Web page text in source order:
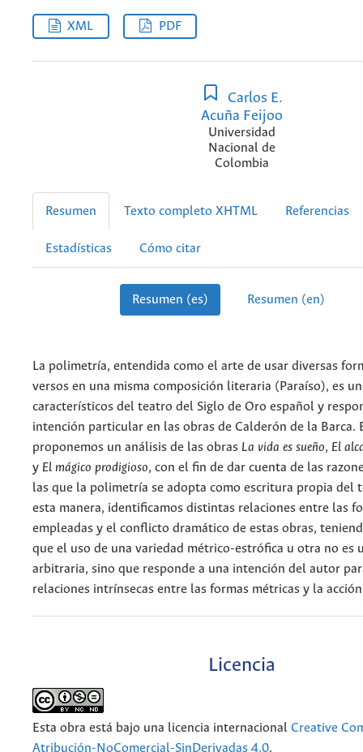
XML PDF
Carlos E.
Acuña Feijoo
Universidad
Nacional de
Colombia
Resumen Texto completo XHTML Referencias
Estadísticas Cómo citar
Resumen (es) Resumen (en)
La polimetría, entendida como el arte de usar diversas
versos en una misma composición literaria (Paraíso), es
característicos del teatro del Siglo de Oro español y
intención particular en las obras de Calderón de la Barca.
proponemos un análisis de las obras La vida es sueño, El
y El mágico prodigioso, con el fin de dar cuenta de las
las que la polimetría se adopta como escritura propia del
esta manera, identificamos distintas relaciones entre las
empleadas y el conflicto dramático de estas obras,
que el uso de una variedad métrico-estrófica u otra no es
arbitraria, sino que responde a una intención del autor
relaciones intrínsecas entre las formas métricas y la
Licencia
Esta obra está bajo una licencia internacional Creative
Atribución-NoComercial-SinDerivadas 4.0.